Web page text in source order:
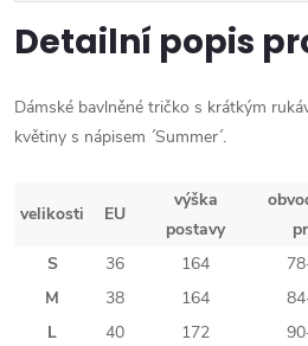
Detailní popis
Dámské bavlněné tričko s krátkým
květiny s nápisem ´Summer´.
velikosti EU
výška
postavy
S
36 164
M
38 164
L
40 172